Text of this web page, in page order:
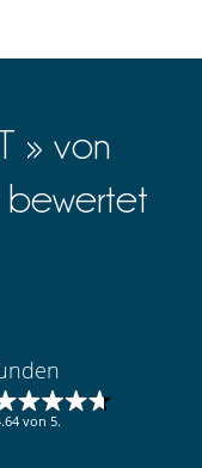
» von
von 5.